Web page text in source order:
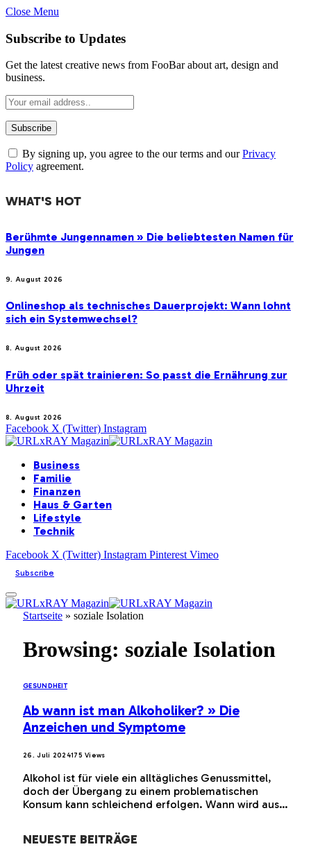
Close Menu
Subscribe to Updates
Get the latest creative news from FooBar about art, design and
business.
By signing up, you agree to the our terms and ourPrivacy
Policy agreement.
WHAT'S HOT
Berühmte Jungennamen » Die beliebtesten Namen für
Jungen
9. August 2026
Onlineshop als technisches Dauerprojekt: Wann lohnt
sich ein Systemwechsel?
8. August 2026
Früh oder spät trainieren: So passt die Ernährung zur
Uhrzeit
8. August 2026
Facebook X (Twitter) Instagram
Business
Familie
Finanzen
Haus & Garten
Lifestyle
Technik
Facebook X (Twitter) Instagram Pinterest Vimeo
Subscribe
Startseite » soziale Isolation
Browsing: soziale Isolation
GESUNDHEIT
Ab wann ist man Alkoholiker? » Die
Anzeichen und Symptome
26. Juli 2024175Views
Alkohol ist für viele ein alltägliches Genussmittel,
doch der Übergang zu einem problematischen
Konsum kann schleichend erfolgen. Wann wird aus…
NEUESTE BEITRÄGE